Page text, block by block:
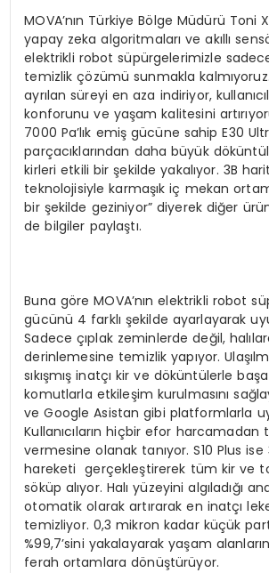
MOVA’nın Türkiye Bölge Müdürü Toni
yapay zeka algoritmaları ve akıllı
elektrikli robot süpürgelerimizle
temizlik çözümü sunmakla
ayrılan süreyi en aza indiriyor,
konforunu ve yaşam kalitesini
7000 Pa’lık emiş gücüne sahip E30
parçacıklarından daha büyük
kirleri etkili bir şekilde yakalıyor. 3B
teknolojisiyle karmaşık iç mekan
bir şekilde geziniyor” diyerek diğer
de bilgiler paylaştı.
Buna göre MOVA’nın elektrikli robot
gücünü 4 farklı şekilde ayarlayarak
Sadece çıplak zeminlerde değil,
derinlemesine temizlik yapıyor.
sıkışmış inatçı kir ve döküntülerle başa
komutlarla etkileşim kurulmasını
ve Google Asistan gibi platformlarla
Kullanıcıların hiçbir efor
vermesine olanak tanıyor. S10 Plus
hareketi gerçekleştirerek tüm kir ve
söküp alıyor. Halı yüzeyini algıladığı
otomatik olarak artırarak en inatçı
temizliyor. 0,3 mikron kadar küçük
%99,7’sini yakalayarak yaşam
ferah ortamlara dönüştürüyor.